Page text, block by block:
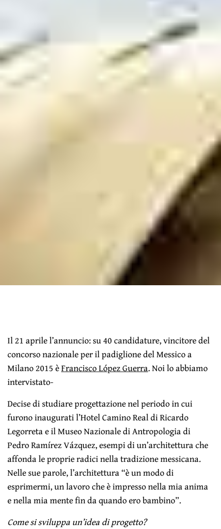
Il 21 aprile l’annuncio: su 40 candidature, vincitore del
concorso nazionale per il padiglione del Messico a
Milano 2015 èFrancisco López Guerra. Noi lo abbiamo
intervistato-
Decise di studiare progettazione nel periodo in cui
furono inaugurati l’Hotel Camino Real di Ricardo
Legorreta e il Museo Nazionale di Antropologia di
Pedro Ramírez Vázquez, esempi di un’architettura che
affonda le proprie radici nella tradizione messicana.
Nelle sue parole, l’architettura “è un modo di
esprimermi, un lavoro che è impresso nella mia anima
e nella mia mente fin da quando ero bambino”.
Come si sviluppa un’idea di progetto?